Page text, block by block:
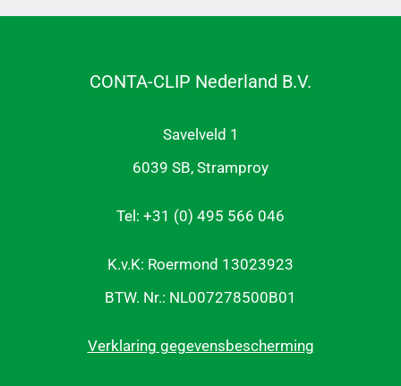
CONTA-CLIP Nederland B.V.
Savelveld 1
6039 SB, Stramproy
Tel: +31 (0) 495 566 046
K.v.K: Roermond 13023923
BTW. Nr.: NL007278500B01
Verklaring gegevensbescherming